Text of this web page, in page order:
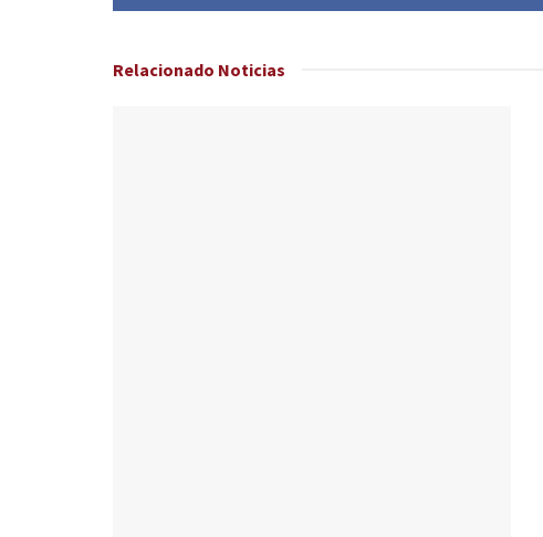
Relacionado Noticias